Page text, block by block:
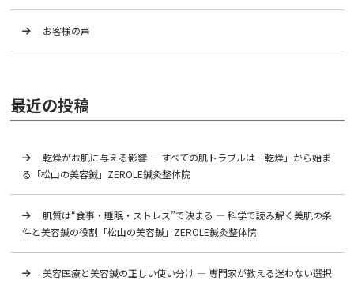
お客様の声
最近の投稿
乾燥がお肌に与える影響 ― すべての肌トラブルは「乾燥」から始ま
る「松山の美容鍼」ZEROLE鍼灸整体院
肌質は“食事・睡眠・ストレス”で決まる ― 科学で読み解く美肌の条
件と美容鍼の役割「松山の美容鍼」ZEROLE鍼灸整体院
美容医療と美容鍼の正しい使い分け ― 専門家が教える迷わない選択